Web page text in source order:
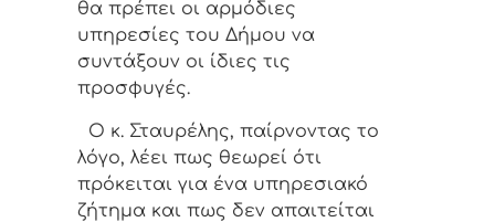
θα πρέπει οι αρμόδιες
υπηρεσίες του Δήμου να
συντάξουν οι ίδιες τις
προσφυγές.
Ο κ. Σταυρέλης, παίρνοντας το
λόγο, λέει πως θεωρεί ότι
πρόκειται για ένα υπηρεσιακό
ζήτημα και πως δεν απαιτείται